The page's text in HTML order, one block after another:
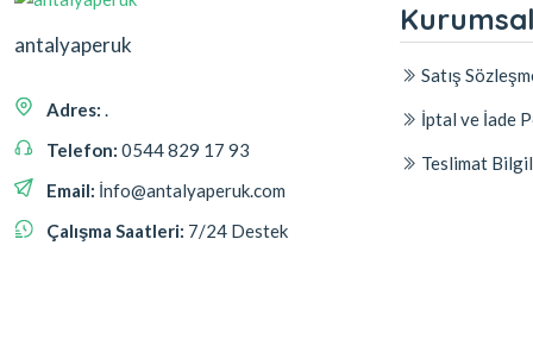
antalyaperuk
Adres: .
Telefon: 0544 829 17 93
Email: İnfo@antalyaperuk.com
Çalışma Saatleri: 7/24 Destek
Kurumsal
Satış
İptal ve İade
Teslimat